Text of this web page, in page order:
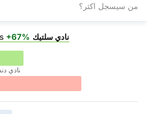
من سيسجل اكثر؟
نادي سلتيك +67%
نادي